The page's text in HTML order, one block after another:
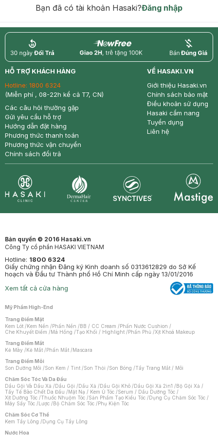
Bạn đã có tài khoản Hasaki?Đăng nhập
return nowfree price
HỖ TRỢ KHÁCH HÀNG
Hotline: 1800 6324
(Miễn phí , 08-22h kể cả T7, CN)
Các câu hỏi thường gặp
Gửi yêu cầu hỗ trợ
Hướng dẫn đặt hàng
Phương thức thanh toán
Phương thức vận chuyển
Chính sách đổi trả
VỀ HASAKI.VN
Giới thiệu Hasaki.vn
Chính sách bảo mật
Điều khoản sử dụng
Hasaki cẩm nang
Tuyển dụng
Liên hệ
Bản quyền © 2016 Hasaki.vn
Công Ty cổ phần HASAKI VIETNAM
Hotline: 1800 6324
Giấy chứng nhận Đăng ký Kinh doanh số 0313612829 do Sở Kế
hoạch và Đầu tư Thành phố Hồ Chí Minh cấp ngày 13/01/2016
Xem tất cả cửa hàng
Mỹ Phẩm High-End
Trang Điểm Mặt
Kem Lót /Kem Nền /Phấn Nền /BB / CC Cream /Phấn Nước Cushion /
Che Khuyết Điểm /Má Hồng /Tạo Khối / Highlight /Phấn Phủ /Xịt Khoá Makeup
Trang Điểm Mắt
Kẻ Mày /Kẻ Mắt /Phấn Mắt /Mascara
Trang Điểm Môi
Son Dưỡng Môi /Son Kem / Tint /Son Thỏi /Son Bóng /Tẩy Trang Mắt / Môi
Chăm Sóc Tóc Và Da Đầu
Dầu Gội Và Dầu Xả /Dầu Gội /Dầu Xả /Dầu Gội Khô /Dầu Gội Xả 2in1 /Bộ Gội Xả /
Tẩy Tế Bào Chết Da Đầu /Mặt Nạ / Kem Ủ Tóc /Serum / Dầu Dưỡng Tóc /
Xịt Dưỡng Tóc /Thuốc Nhuộm Tóc /Sản Phẩm Tạo Kiểu Tóc /Dụng Cụ Chăm Sóc Tóc /
Máy Sấy Tóc /Lược /Bộ Chăm Sóc Tóc /Phụ Kiện Tóc
Chăm Sóc Cơ Thể
Kem Tẩy Lông /Dụng Cụ Tẩy Lông
Nước Hoa